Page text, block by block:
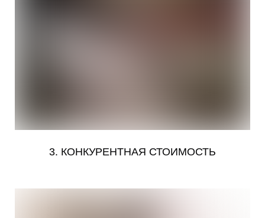
3. КОНКУРЕНТНАЯ СТОИМОСТЬ